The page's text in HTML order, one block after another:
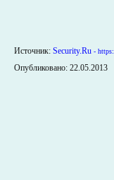
Источник: Security.Ru -
Опубликовано: 22.05.2013